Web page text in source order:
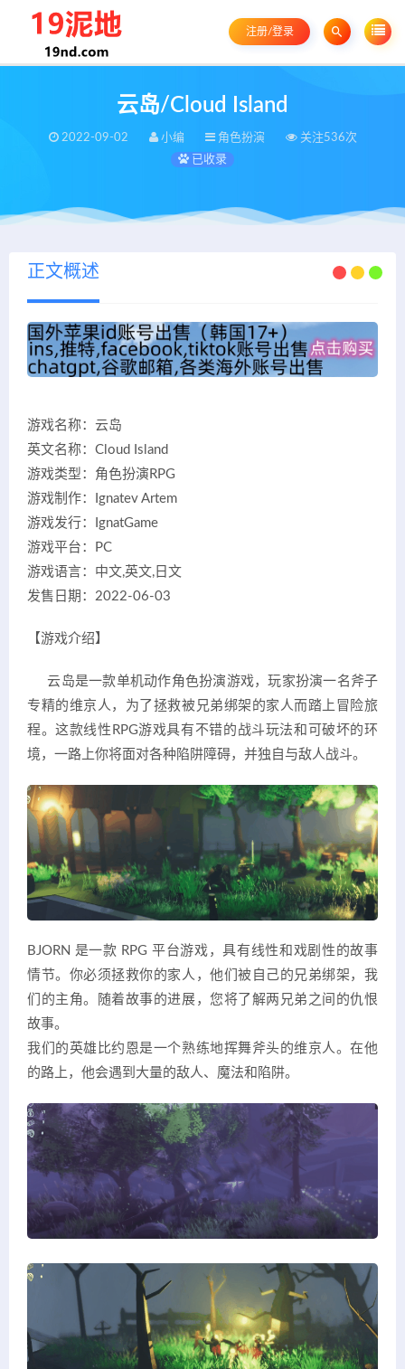
注册/登录
云岛/Cloud Island
2022-09-02 小编 角色扮演
关注536次
已收录
正文概述
游戏名称：云岛
英文名称：Cloud Island
游戏类型：角色扮演RPG
游戏制作：Ignatev Artem
游戏发行：IgnatGame
游戏平台：PC
游戏语言：中文,英文,日文
发售日期：2022-06-03
【游戏介绍】
云岛是一款单机动作角色扮演游戏，玩家扮演一名斧子
专精的维京人，为了拯救被兄弟绑架的家人而踏上冒险旅
程。这款线性RPG游戏具有不错的战斗玩法和可破坏的环
境，一路上你将面对各种陷阱障碍，并独自与敌人战斗。
BJORN 是一款 RPG 平台游戏，具有线性和戏剧性的故事
情节。你必须拯救你的家人，他们被自己的兄弟绑架，我
们的主角。随着故事的进展，您将了解两兄弟之间的仇恨
故事。
我们的英雄比约恩是一个熟练地挥舞斧头的维京人。在他
的路上，他会遇到大量的敌人、魔法和陷阱。